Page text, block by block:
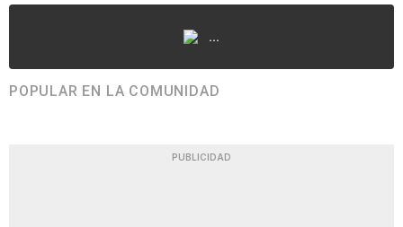
...
POPULAR EN LA COMUNIDAD
PUBLICIDAD